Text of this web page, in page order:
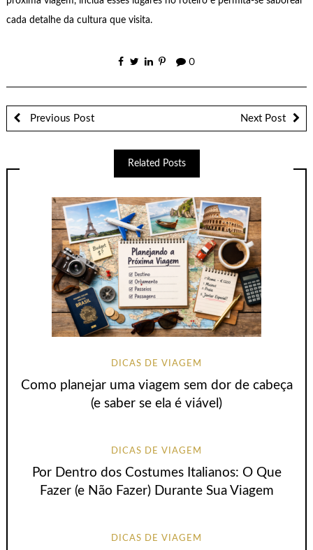
cada detalhe da cultura que visita.
0
Previous Post Next Post
Related Posts
DICAS DE VIAGEM
Como planejar uma viagem sem dor de cabeça
(e saber se ela é viável)
DICAS DE VIAGEM
Por Dentro dos Costumes Italianos: O Que
Fazer (e Não Fazer) Durante Sua Viagem
DICAS DE VIAGEM